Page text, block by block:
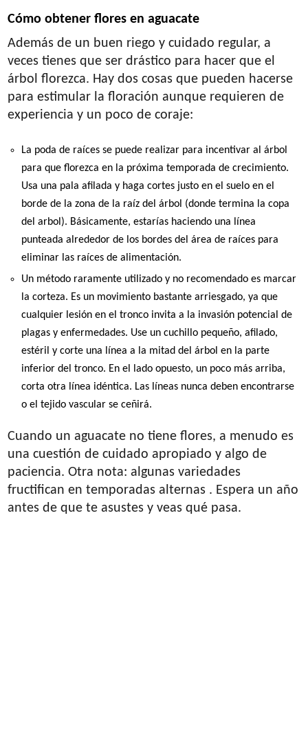
Cómo obtener flores en aguacate
Además de un buen riego y cuidado regular, a
veces tienes que ser drástico para hacer que el
árbol florezca. Hay dos cosas que pueden hacerse
para estimular la floración aunque requieren de
experiencia y un poco de coraje:
La poda de raíces se puede realizar para incentivar al árbol
para que florezca en la próxima temporada de crecimiento.
Usa una pala afilada y haga cortes justo en el suelo en el
borde de la zona de la raíz del árbol (donde termina la copa
del arbol). Básicamente, estarías haciendo una línea
punteada alrededor de los bordes del área de raíces para
eliminar las raíces de alimentación.
Un método raramente utilizado y no recomendado es marcar
la corteza. Es un movimiento bastante arriesgado, ya que
cualquier lesión en el tronco invita a la invasión potencial de
plagas y enfermedades. Use un cuchillo pequeño, afilado,
estéril y corte una línea a la mitad del árbol en la parte
inferior del tronco. En el lado opuesto, un poco más arriba,
corta otra línea idéntica. Las líneas nunca deben encontrarse
o el tejido vascular se ceñirá.
Cuando un aguacate no tiene flores, a menudo es
una cuestión de cuidado apropiado y algo de
paciencia. Otra nota: algunas variedades
fructifican en temporadas alternas . Espera un año
antes de que te asustes y veas qué pasa.